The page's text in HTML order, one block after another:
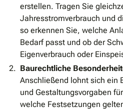
erstellen. Tragen Sie
Jahresstromverbrauch und
so erkennen Sie, welche
Bedarf passt und ob der
Eigenverbrauch oder
Baurechtliche
Anschließend lohnt sich ein
und Gestaltungsvorgaben
welche Festsetzungen